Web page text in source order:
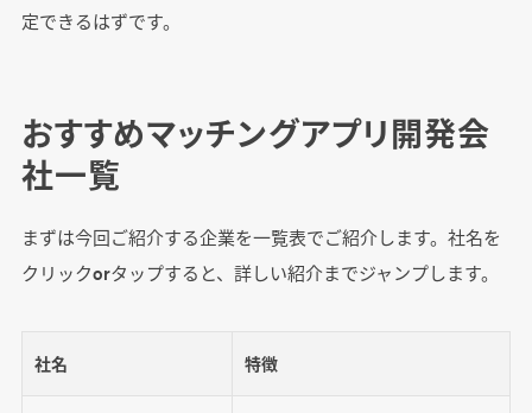
定できるはずです。
おすすめマッチングアプリ開発会
社一覧
まずは今回ご紹介する企業を一覧表でご紹介します。社名を
クリックorタップすると、詳しい紹介までジャンプします。
社名 特徴